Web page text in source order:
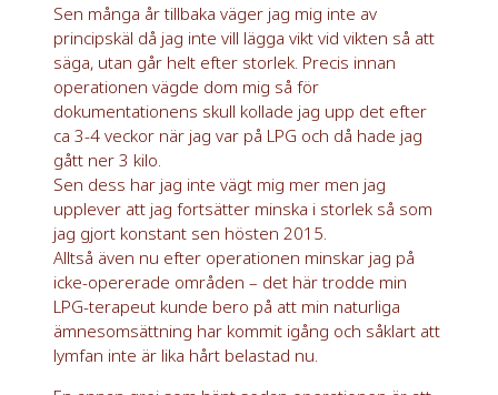
Sen många år tillbaka väger jag mig inte av
principskäl då jag inte vill lägga vikt vid vikten så att
säga, utan går helt efter storlek. Precis innan
operationen vägde dom mig så för
dokumentationens skull kollade jag upp det efter
ca 3-4 veckor när jag var på LPG och då hade jag
gått ner 3 kilo.
Sen dess har jag inte vägt mig mer men jag
upplever att jag fortsätter minska i storlek så som
jag gjort konstant sen hösten 2015.
Alltså även nu efter operationen minskar jag på
icke-opererade områden – det här trodde min
LPG-terapeut kunde bero på att min naturliga
ämnesomsättning har kommit igång och såklart att
lymfan inte är lika hårt belastad nu.